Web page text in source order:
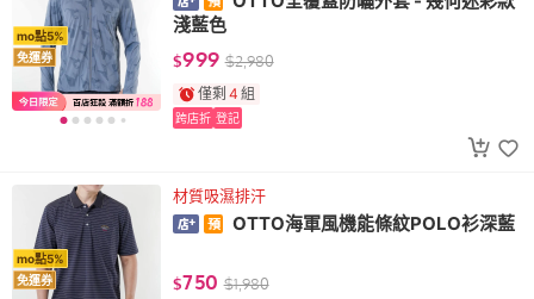
mo點5%
免運券
淺藍色
$999 $2,980
僅剩 4 組
跨店折 登記
mo點5%
免運券
材質吸濕排汗
OTTO海軍風機能條紋POLO衫深藍
$750 $1,980